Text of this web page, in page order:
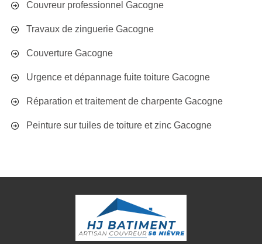
Couvreur professionnel Gacogne
Travaux de zinguerie Gacogne
Couverture Gacogne
Urgence et dépannage fuite toiture Gacogne
Réparation et traitement de charpente Gacogne
Peinture sur tuiles de toiture et zinc Gacogne